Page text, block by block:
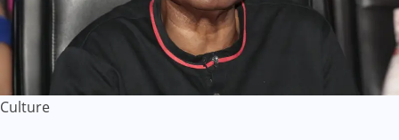
Culture